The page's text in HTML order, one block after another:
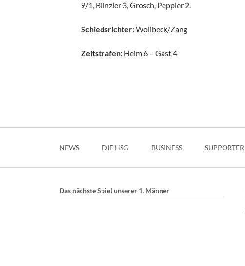
9/1, Blinzler 3, Grosch, Peppler 2.
Schiedsrichter:Wollbeck/Zang
Zeitstrafen: Heim 6 – Gast 4
NEWS DIE HSG BUSINESS SUPPORTER
Das nächste Spiel unserer 1. Männer